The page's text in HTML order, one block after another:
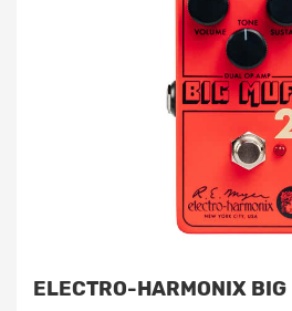
ELECTRO-HARMONIX BIG